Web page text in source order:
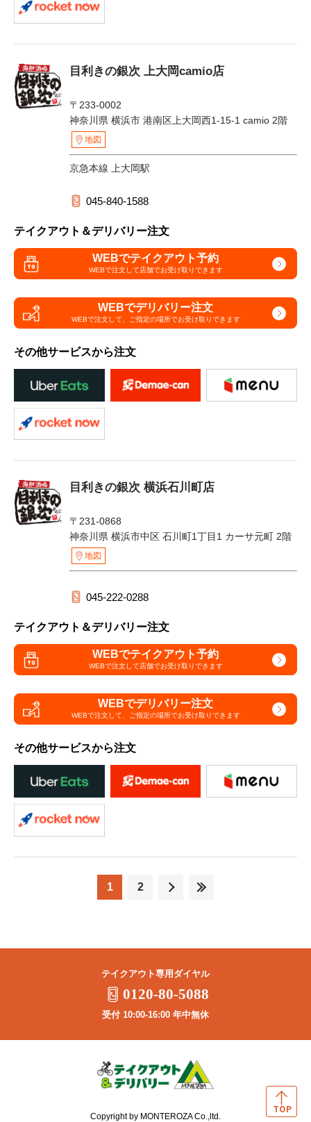
目利きの銀次 上大岡camio店
〒233-0002
神奈川県 横浜市 港南区上大岡西1-15-1 camio 2階
地図
京急本線 上大岡駅
045-840-1588
テイクアウト＆デリバリー注文
WEBでテイクアウト予約
WEBで注文して店舗でお受け取りできます
WEBでデリバリー注文
WEBで注文して、 ご指定の場所でお受け取りできます
その他サービスから注文
目利きの銀次 横浜石川町店
〒231-0868
神奈川県 横浜市中区 石川町1丁目1 カーサ元町 2階
地図
045-222-0288
テイクアウト＆デリバリー注文
WEBでテイクアウト予約
WEBで注文して店舗でお受け取りできます
WEBでデリバリー注文
WEBで注文して、 ご指定の場所でお受け取りできます
その他サービスから注文
1 2
テイクアウト専用ダイヤル
0120-80-5088
受付 10:00-16:00 年中無休
Copyright by MONTEROZA Co.,ltd.